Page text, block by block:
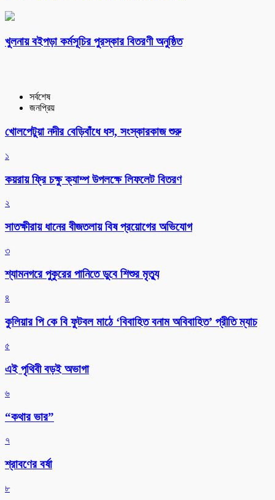
খুলনায় বইপড়া কর্মসূচির পুরস্কার বিতরণী অনুষ্ঠিত
সর্বশেষ
জনপ্রিয়
খোলপেটুয়া নদীর বেড়িবাঁধে ধস, সংস্কারকাজ শুরু
১
কয়রায় ফ্রি চক্ষু ক্যাম্প উপলক্ষে লিফলেট বিতরণ
২
সাতক্ষীরায় ধানের বীজতলায় বিষ প্রয়োগের অভিযোগ
৩
শ্যামনগরে পুকুরের পানিতে ডুবে শিশুর মৃত্যু
৪
কুলিয়ার পি কে বি ফুটবল মাঠে ‘বিবাহিত বনাম অবিবাহিত’ প্রীতি ম্যাচ
৫
এই পৃথিবী বড়ই অভাগা
৬
“কথার ভার”
৭
শ্রাবণের বর্ষা
৮